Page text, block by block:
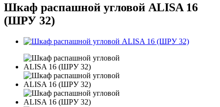
Шкаф распашной угловой ALISA 16
(ШРУ 32)